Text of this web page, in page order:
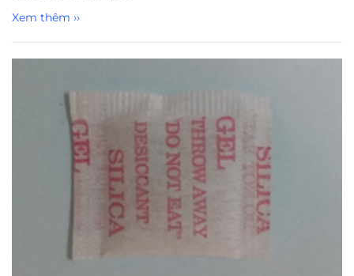
Xem thêm ››